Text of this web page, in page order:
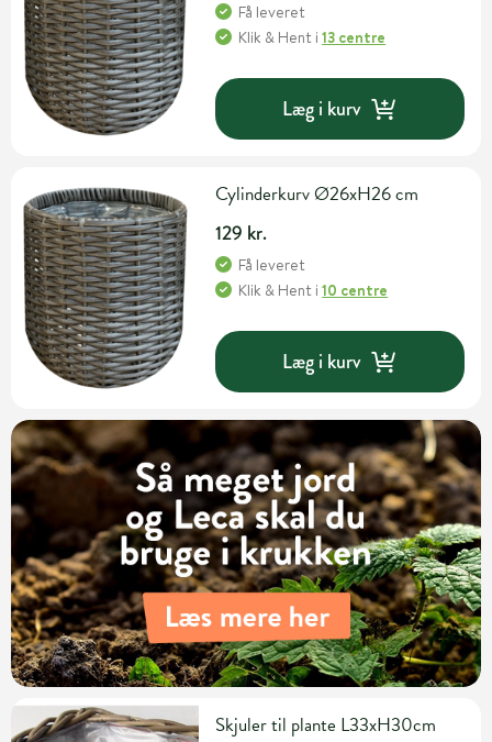
Få leveret
Klik & Hent i13 centre
Læg i kurv
Cylinderkurv Ø26xH26 cm
129 kr.
Få leveret
Klik & Hent i10 centre
Læg i kurv
Skjuler til plante L33xH30cm